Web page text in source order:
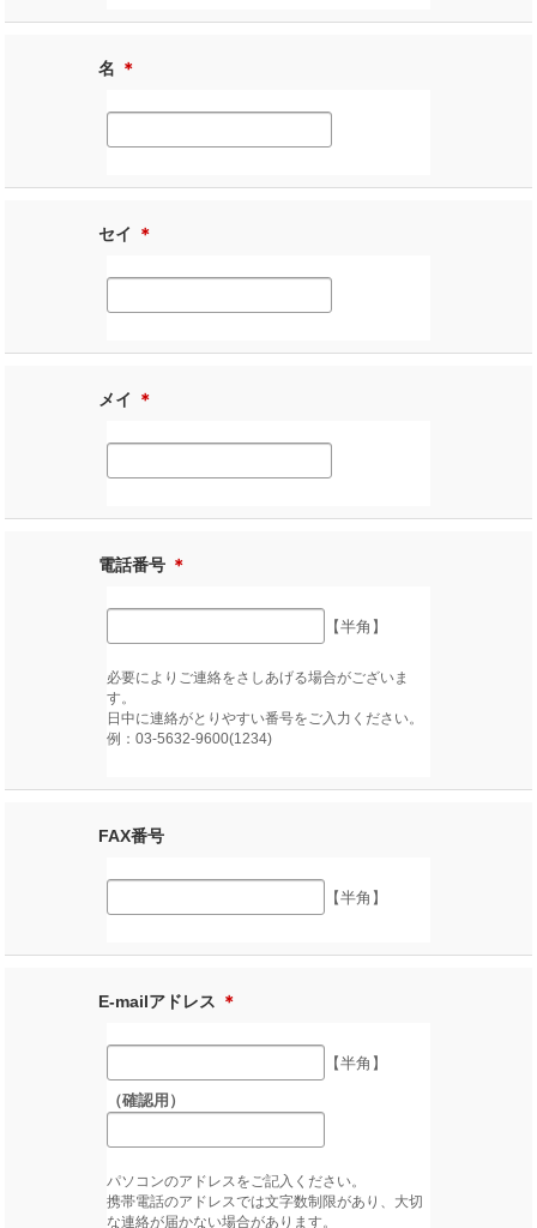
名 ＊
セイ ＊
メイ ＊
電話番号 ＊
【半角】
必要によりご連絡をさしあげる場合がございま
す。
日中に連絡がとりやすい番号をご入力ください。
例：03-5632-9600(1234)
FAX番号
【半角】
E-mailアドレス ＊
【半角】
（確認用）
パソコンのアドレスをご記入ください。
携帯電話のアドレスでは文字数制限があり、大切
な連絡が届かない場合があります。